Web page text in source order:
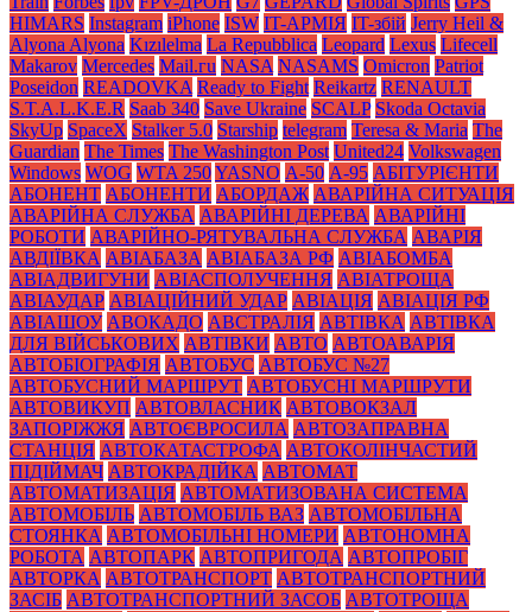
HIMARS Instagram iPhone ISW IT-АРМІЯ IT-збій Jerry Heil &
Alyona Alyona Kızılelma La Repubblica Leopard Lexus Lifecell
Makarov Mercedes Mаil.гu NASA NASAMS Omicron Patriot
Poseidon READOVKA Ready to Fight Reikartz RENAULT
S.T.A.L.K.E.R Saab 340 Save Ukraine SCALP Skoda Octavia
SkyUp SpaceX Stalker 5.0 Starship telegram Teresa & Maria The
Guardian The Times The Washington Post United24 Volkswagen
Windows WOG WTA 250YASNO А-50 А-95 АБІТУРІЄНТИ
АБОНЕНТ АБОНЕНТИ АБОРДАЖ АВАРІЙНА СИТУАЦІЯ
АВАРІЙНА СЛУЖБА АВАРІЙНІ ДЕРЕВА АВАРІЙНІ
РОБОТИ АВАРІЙНО-РЯТУВАЛЬНА СЛУЖБА АВАРІЯ
АВДІЇВКА АВІАБАЗА АВІАБАЗА РФ АВІАБОМБА
АВІАДВИГУНИ АВІАСПОЛУЧЕННЯ АВІАТРОЩА
АВІАУДАР АВІАЦІЙНИЙ УДАР АВІАЦІЯ АВІАЦІЯ РФ
АВІАШОУ АВОКАДО АВСТРАЛІЯ АВТІВКА АВТІВКА
ДЛЯ ВІЙСЬКОВИХ АВТІВКИ АВТО АВТОАВАРІЯ
АВТОБІОГРАФІЯ АВТОБУС АВТОБУС №27
АВТОБУСНИЙ МАРШРУТ АВТОБУСНІ МАРШРУТИ
АВТОВИКУП АВТОВЛАСНИК АВТОВОКЗАЛ
ЗАПОРІЖЖЯ АВТОЄВРОСИЛА АВТОЗАПРАВНА
СТАНЦІЯ АВТОКАТАСТРОФА АВТОКОЛІНЧАСТИЙ
ПІДІЙМАЧ АВТОКРАДІЙКА АВТОМАТ
АВТОМАТИЗАЦІЯ АВТОМАТИЗОВАНА СИСТЕМА
АВТОМОБІЛЬ АВТОМОБІЛЬ ВАЗ АВТОМОБІЛЬНА
СТОЯНКА АВТОМОБІЛЬНІ НОМЕРИ АВТОНОМНА
РОБОТА АВТОПАРК АВТОПРИГОДА АВТОПРОБІГ
АВТОРКА АВТОТРАНСПОРТ АВТОТРАНСПОРТНИЙ
ЗАСІБ АВТОТРАНСПОРТНИЙ ЗАСОБ АВТОТРОЩА